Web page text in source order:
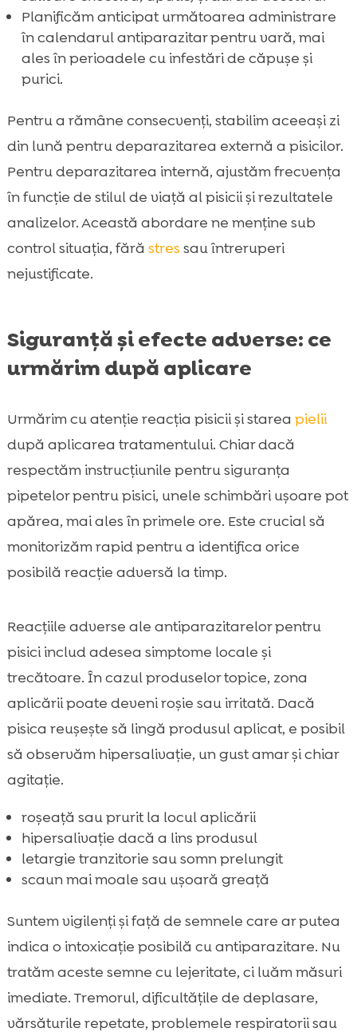
Planificăm anticipat următoarea administrare
în calendarul antiparazitar pentru vară, mai
ales în perioadele cu infestări de căpușe și
purici.
Pentru a rămâne consecvenți, stabilim aceeași zi
din lună pentru deparazitarea externă a pisicilor.
Pentru deparazitarea internă, ajustăm frecvența
în funcție de stilul de viață al pisicii și rezultatele
analizelor. Această abordare ne menține sub
control situația, fără stres sau întreruperi
nejustificate.
Siguranță și efecte adverse: ce
urmărim după aplicare
Urmărim cu atenție reacția pisicii și starea pielii
după aplicarea tratamentului. Chiar dacă
respectăm instrucțiunile pentru siguranța
pipetelor pentru pisici, unele schimbări ușoare pot
apărea, mai ales în primele ore. Este crucial să
monitorizăm rapid pentru a identifica orice
posibilă reacție adversă la timp.
Reacțiile adverse ale antiparazitarelor pentru
pisici includ adesea simptome locale și
trecătoare. În cazul produselor topice, zona
aplicării poate deveni roșie sau irritată. Dacă
pisica reușește să lingă produsul aplicat, e posibil
să observăm hipersalivație, un gust amar și chiar
agitație.
roșeață sau prurit la locul aplicării
hipersalivație dacă a lins produsul
letargie tranzitorie sau somn prelungit
scaun mai moale sau ușoară greață
Suntem vigilenți și față de semnele care ar putea
indica o intoxicație posibilă cu antiparazitare. Nu
tratăm aceste semne cu lejeritate, ci luăm măsuri
imediate. Tremorul, dificultățile de deplasare,
vărsăturile repetate, problemele respiratorii sau